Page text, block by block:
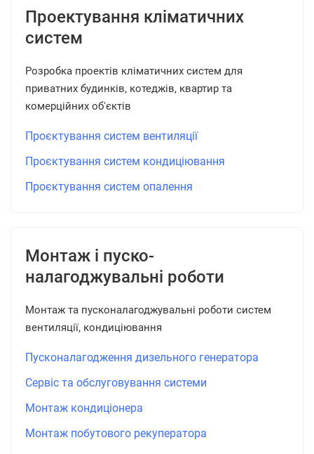
Проектування кліматичних
систем
Розробка проектів кліматичних систем для
приватних будинків, котеджів, квартир та
комерційних об'єктів
Проєктування систем вентиляції
Проєктування систем кондиціювання
Проєктування систем опалення
Монтаж і пуско-
налагоджувальні роботи
Монтаж та пусконалагоджувальні роботи систем
вентиляції, кондиціювання
Пусконалагодження дизельного генератора
Сервіс та обслуговування системи
Монтаж кондиціонера
Монтаж побутового рекуператора